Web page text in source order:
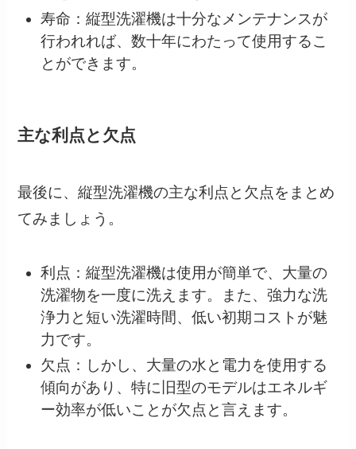
寿命：縦型洗濯機は十分なメンテナンスが
行われれば、数十年にわたって使用するこ
とができます。
主な利点と欠点
最後に、縦型洗濯機の主な利点と欠点をまとめ
てみましょう。
利点：縦型洗濯機は使用が簡単で、大量の
洗濯物を一度に洗えます。また、強力な洗
浄力と短い洗濯時間、低い初期コストが魅
力です。
欠点：しかし、大量の水と電力を使用する
傾向があり、特に旧型のモデルはエネルギ
ー効率が低いことが欠点と言えます。